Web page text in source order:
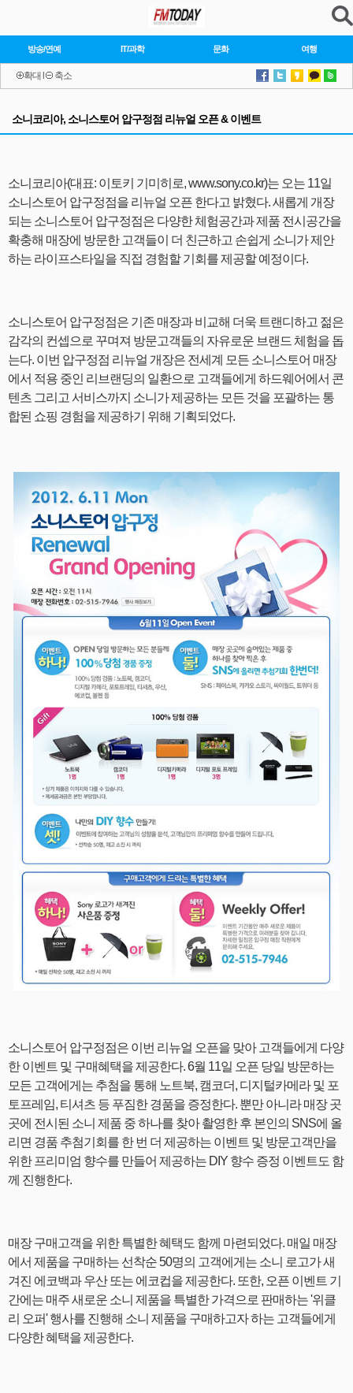
방송/연예 IT/과학 문화 여행
확대 축소
소니코리아, 소니스토어 압구정점 리뉴얼 오픈 & 이벤트
소니코리아(대표: 이토키 기미히로, www.sony.co.kr)는 오는 11일
소니스토어 압구정점을 리뉴얼 오픈 한다고 밝혔다. 새롭게 개장
되는 소니스토어 압구정점은 다양한 체험공간과 제품 전시공간을
확충해 매장에 방문한 고객들이 더 친근하고 손쉽게 소니가 제안
하는 라이프스타일을 직접 경험할 기회를 제공할 예정이다.
소니스토어 압구정점은 기존 매장과 비교해 더욱 트랜디하고 젊은
감각의 컨셉으로 꾸며져 방문고객들의 자유로운 브랜드 체험을 돕
는다. 이번 압구정점 리뉴얼 개장은 전세계 모든 소니스토어 매장
에서 적용 중인 리브랜딩의 일환으로 고객들에게 하드웨어에서 콘
텐츠 그리고 서비스까지 소니가 제공하는 모든 것을 포괄하는 통
합된 쇼핑 경험을 제공하기 위해 기획되었다.
소니스토어 압구정점은 이번 리뉴얼 오픈을 맞아 고객들에게 다양
한 이벤트 및 구매혜택을 제공한다. 6월 11일 오픈 당일 방문하는
모든 고객에게는 추첨을 통해 노트북, 캠코더, 디지털카메라 및 포
토프레임, 티셔츠 등 푸짐한 경품을 증정한다. 뿐만 아니라 매장 곳
곳에 전시된 소니 제품 중 하나를 찾아 촬영한 후 본인의 SNS에 올
리면 경품 추첨기회를 한 번 더 제공하는 이벤트 및 방문고객만을
위한 프리미엄 향수를 만들어 제공하는 DIY 향수 증정 이벤트도 함
께 진행한다.
매장 구매고객을 위한 특별한 혜택도 함께 마련되었다. 매일 매장
에서 제품을 구매하는 선착순 50명의 고객에게는 소니 로고가 새
겨진 에코백과 우산 또는 에코컵을 제공한다. 또한, 오픈 이벤트 기
간에는 매주 새로운 소니 제품을 특별한 가격으로 판매하는 '위클
리 오퍼' 행사를 진행해 소니 제품을 구매하고자 하는 고객들에게
다양한 혜택을 제공한다.